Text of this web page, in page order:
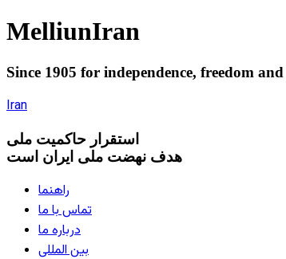
MelliunIran
Since 1905 for independence, freedom and
Iran
استقرار حاکميت ملی
هدف نهضت ملی ایران است
راهنما
تماس با ما
درباره ما
بین المللی